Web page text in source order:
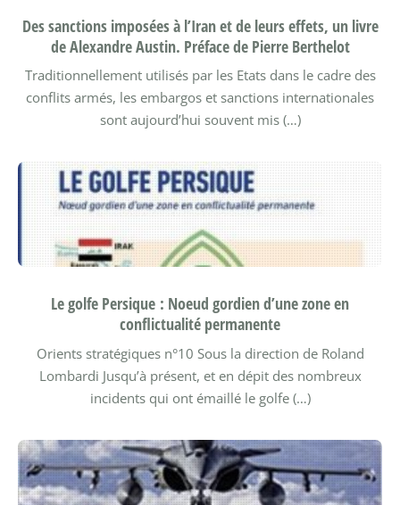
Des sanctions imposées à l’Iran et de leurs effets, un livre
de Alexandre Austin. Préface de Pierre Berthelot
Traditionnellement utilisés par les Etats dans le cadre des
conflits armés, les embargos et sanctions internationales
sont aujourd’hui souvent mis (…)
Le golfe Persique : Noeud gordien d’une zone en
conflictualité permanente
Orients stratégiques n°10 Sous la direction de Roland
Lombardi Jusqu’à présent, et en dépit des nombreux
incidents qui ont émaillé le golfe (…)